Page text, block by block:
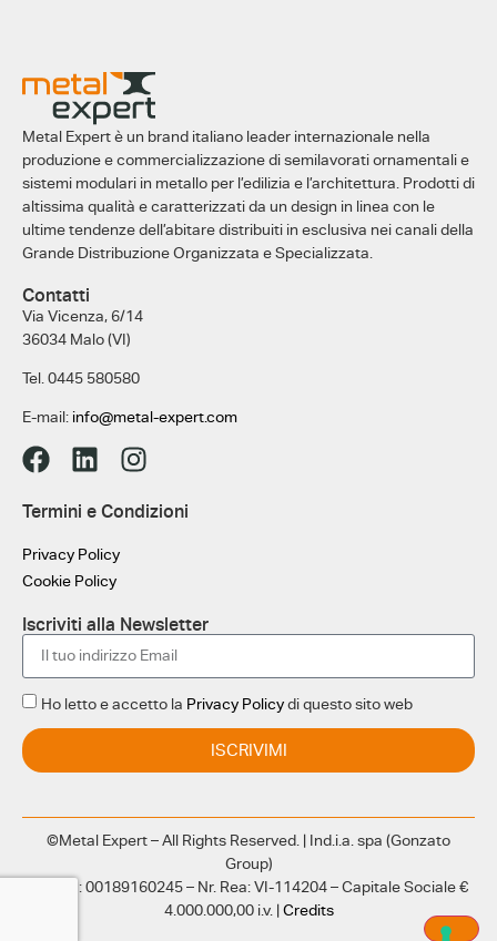
Metal Expert è un brand italiano leader internazionale nella
produzione e commercializzazione di semilavorati ornamentali e
sistemi modulari in metallo per l’edilizia e l’architettura. Prodotti di
altissima qualità e caratterizzati da un design in linea con le
ultime tendenze dell’abitare distribuiti in esclusiva nei canali della
Grande Distribuzione Organizzata e Specializzata.
Contatti
Via Vicenza, 6/14
36034 Malo (VI)
Tel. 0445 580580
E-mail: info@metal-expert.com
Termini e Condizioni
Privacy Policy
Cookie Policy
Iscriviti alla Newsletter
Ho letto e accetto la Privacy Policydi questo sito web
ISCRIVIMI
©Metal Expert – All Rights Reserved. | Ind.i.a. spa (Gonzato
Group)
CF e PI: 00189160245 – Nr. Rea: VI-114204 – Capitale Sociale €
4.000.000,00 i.v. |Credits